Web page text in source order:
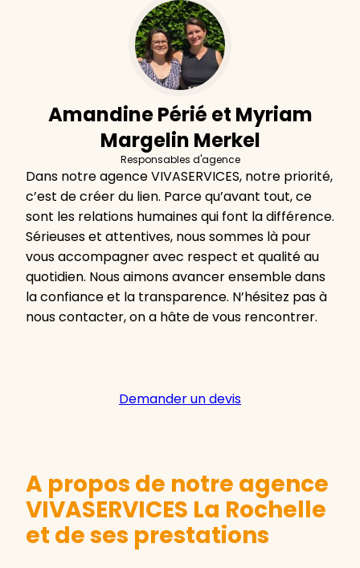
Amandine Périé et Myriam
Margelin Merkel
Responsables d'agence
Dans notre agence VIVASERVICES, notre priorité,
c’est de créer du lien. Parce qu’avant tout, ce
sont les relations humaines qui font la différence.
Sérieuses et attentives, nous sommes là pour
vous accompagner avec respect et qualité au
quotidien. Nous aimons avancer ensemble dans
la confiance et la transparence. N’hésitez pas à
nous contacter, on a hâte de vous rencontrer.
Demander un devis
A propos de notre agence
VIVASERVICES La Rochelle
et de ses prestations